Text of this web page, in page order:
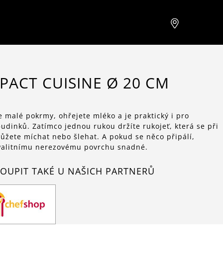
CUISINE Ø 20 CM
pokrmy, ohřejete mléko a je praktický i pro
Zatímco jednou rukou držíte rukojeť, která se při
míchat nebo šlehat. A pokud se něco připálí,
nerezovému povrchu snadné.
TAKÉ U NAŠICH PARTNERŮ